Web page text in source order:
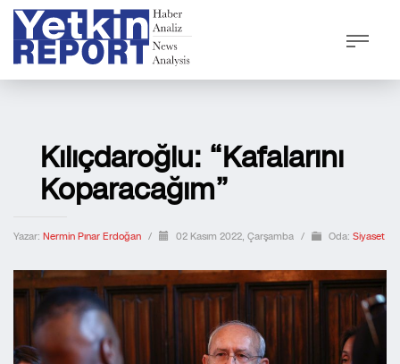
Kılıçdaroğlu: “Kafalarını
Koparacağım”
Yazar: Nermin Pınar Erdoğan / 02 Kasım 2022, Çarşamba / Oda: Siyaset